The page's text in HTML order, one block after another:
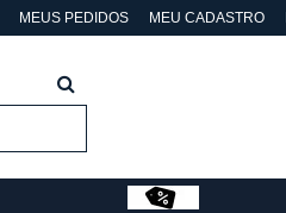
MEUS PEDIDOS MEU CADASTRO